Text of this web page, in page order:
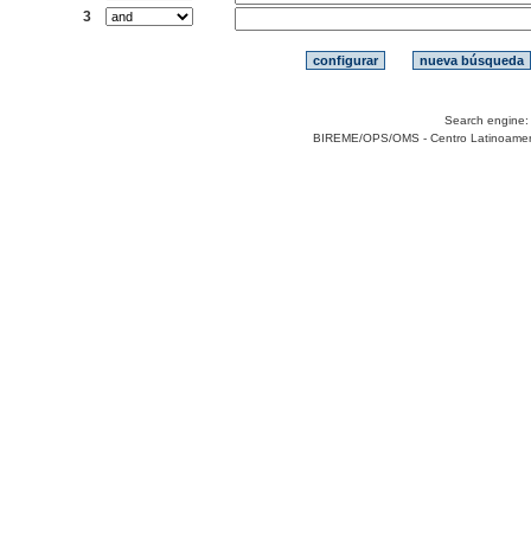
3
Search engine:
BIREME/OPS/OMS - Centro